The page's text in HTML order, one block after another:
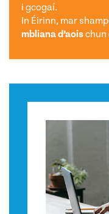
i gcogaí.
In Éirinn, mar
mbliana d’aoischun